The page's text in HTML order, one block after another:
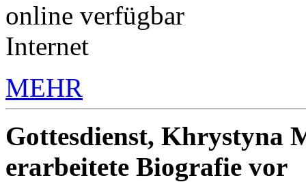
online verfügbar
Internet
MEHR
Gottesdienst, Khrystyna
erarbeitete Biografie vor